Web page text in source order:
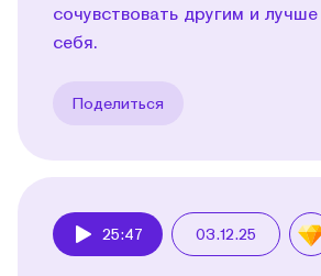
сочувствовать другим и
себя.
Поделиться
25:47 03.12.25